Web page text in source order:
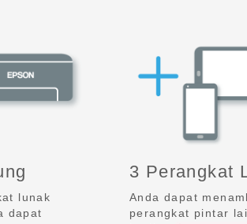
lunak
dapat
3 Perangkat
Anda dapat
perangkat pintar